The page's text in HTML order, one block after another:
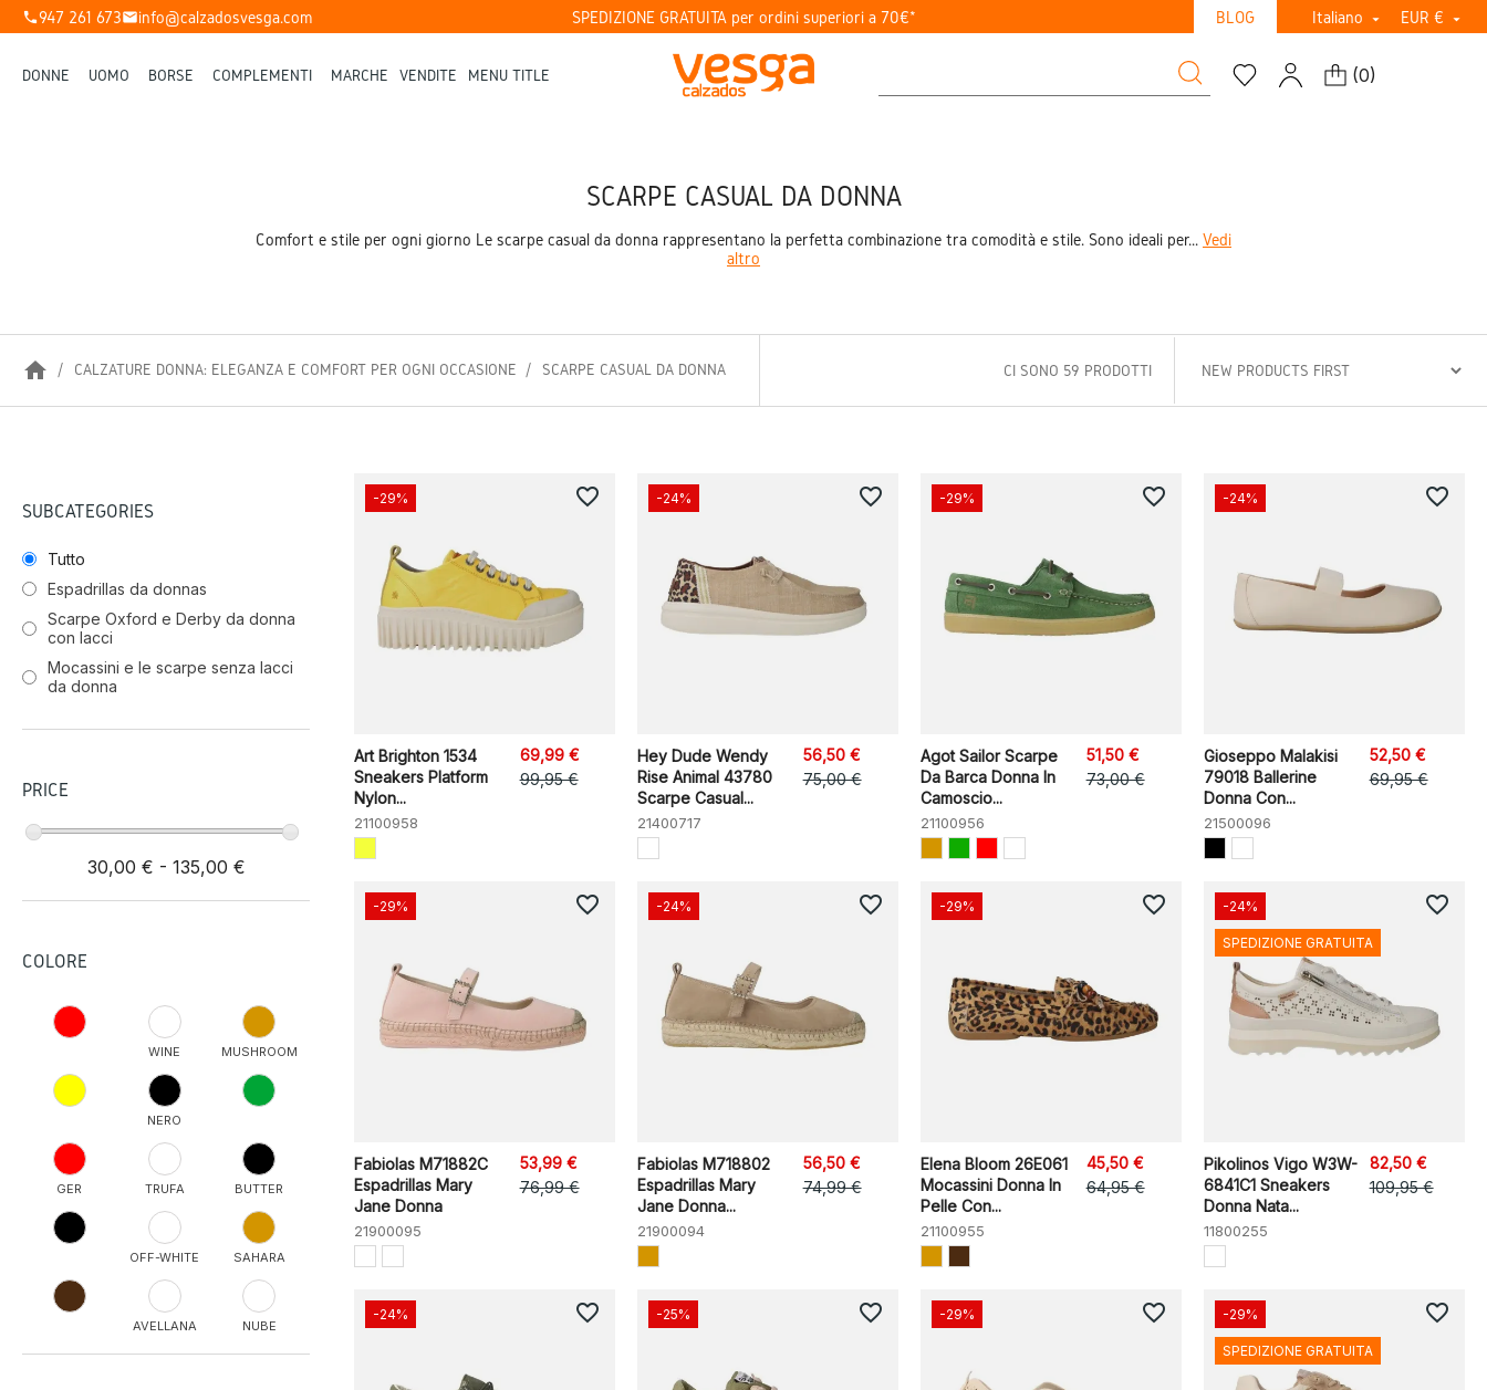
phone947 261 673mailinfo@calzadosvesga.com SPEDIZIONE GRATUITA per ordini superiori a 70€* BLOG Italiano  EUR € 
DONNE UOMO BORSE COMPLEMENTI MARCHE VENDITE MENU TITLE (0)
SCARPE CASUAL DA DONNA
Comfort e stile per ogni giorno Le scarpe casual da donna rappresentano la perfetta combinazione tra comodità e stile. Sono ideali per... Vedi
altro
home CALZATURE DONNA: ELEGANZA E COMFORT PER OGNI OCCASIONE SCARPE CASUAL DA DONNA CI SONO 59 PRODOTTI
SUBCATEGORIES
Tutto
Espadrillas da donnas
Scarpe Oxford e Derby da donna
con lacci
Mocassini e le scarpe senza lacci
da donna
PRICE
30,00 € - 135,00 €
COLORE
WINE MUSHROOM
NERO
GER TRUFA BUTTER
OFF-WHITE SAHARA
AVELLANA NUBE
Art Brighton 1534
Sneakers Platform
Nylon...
21100958
69,99 €
99,95 €
-29% favorite_border
Hey Dude Wendy
Rise Animal 43780
Scarpe Casual...
21400717
56,50 €
75,00 €
-24% favorite_border
Agot Sailor Scarpe
Da Barca Donna In
Camoscio...
21100956
51,50 €
73,00 €
-29% favorite_border
Gioseppo Malakisi
79018 Ballerine
Donna Con...
21500096
52,50 €
69,95 €
-24% favorite_border
Fabiolas M71882C
Espadrillas Mary
Jane Donna
21900095
53,99 €
76,99 €
-29% favorite_border
Fabiolas M718802
Espadrillas Mary
Jane Donna...
21900094
56,50 €
74,99 €
-24% favorite_border
Elena Bloom 26E061
Mocassini Donna In
Pelle Con...
21100955
45,50 €
64,95 €
-29% favorite_border
Pikolinos Vigo W3W-
6841C1 Sneakers
Donna Nata...
11800255
82,50 €
109,95 €
-24%
SPEDIZIONE GRATUITA
favorite_border
-24% favorite_border -25% favorite_border -29% favorite_border -29%
SPEDIZIONE GRATUITA
favorite_border